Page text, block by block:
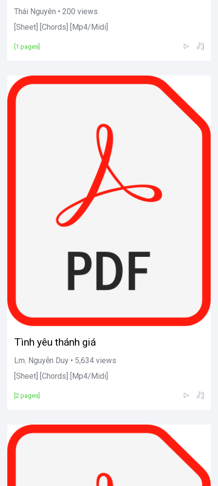
Thái Nguyên • 200 views
[Sheet] [Chords] [Mp4/Midi]
[1 pages]
Tình yêu thánh giá
Lm. Nguyễn Duy • 5,634 views
[Sheet] [Chords] [Mp4/Midi]
[2 pages]